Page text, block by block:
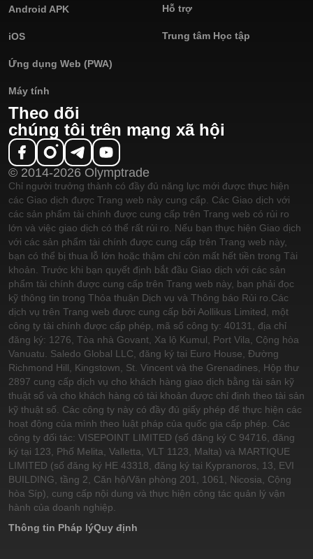
Android APK
iOS
Ứng dụng Web (PWA)
Máy tính
Hỗ trợ
Trung tâm Học tập
Theo dõi
chúng tôi trên mạng xã hội
© 2014-2026 Olymptrade
Chỉ người trưởng thành có đầy đủ năng lực mới được thực hiện
các Giao dịch được Trang web này cung cấp. Các Giao dịch với
các sản phẩm tài chính được cung cấp trên Trang web có rủi ro
lớn và việc giao dịch có thể rất rủi ro. Nếu bạn thực hiện Giao dịch
với các sản phẩm tài chính được cung cấp trên Trang web này,
bạn có thể bị thua lỗ lớn hoặc thậm chí còn mất hết tiền trong Tài
khoản. Trước khi bạn quyết định bắt đầu Giao dịch với các sản
phẩm tài chính được cung cấp trên Trang web này, bạn phải đọc
kỹ thông tin trong Thỏa thuận Dịch vụ và Thông báo Rủi ro.Các
dịch vụ trên Trang web được cung cấp bởi Aollikus Limited, một
công ty tài chính được cấp phép, mã số công ty: 40131, địa chỉ
đăng ký: 1276, Tòa nhà Govant, Xa lộ Kumul, Port Vila, Cộng hòa
Vanuatu. Saledo Global LLC, đăng ký tại Euro House, Đường
Richmond Hill, Kingstown, St. Vincent và the Grenadines, Hộp thư
2897 cung cấp dịch vụ cho khách hàng giao dịch bằng tài sản kỹ
thuật số và cho khách hàng có tài khoản được chỉ định theo tài sản
kỹ thuật số. Các công ty này có đầy đủ giấy phép để thực hiện các
hoạt động của mình theo luật pháp của quốc gia cấp phép. Các
công ty đối tác: VISEPOINT LIMITED (số đăng ký C 94716, đăng
ký tại 123, Phố Melita, Valletta, VLT 1123, Malta) và MARTIQUE
LIMITED (số đăng ký HE 43318, đăng ký tại Kypranoros, 13, EVI
BUILDING, tầng 2, Căn hộ/Văn phòng 201, 1061, Nicosia, Cộng
hòa Síp), cung cấp nội dung và thực hiện công tác quản lý vận
hành của doanh nghiệp.
Thông tin Pháp lýQuy định